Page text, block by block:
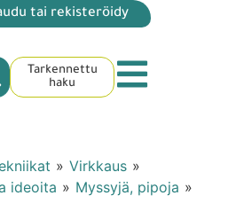
tai rekisteröidy
Tarkennettu
haku
» Virkkaus »
ideoita » Myssyjä, pipoja »